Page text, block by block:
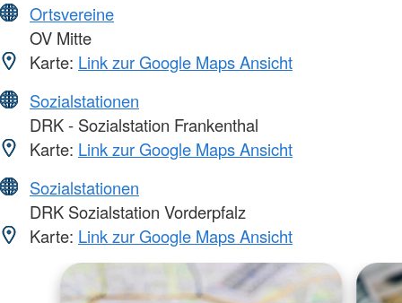
Ortsvereine
OV Mitte
Karte: Link zur Google Maps Ansicht
Sozialstationen
DRK - Sozialstation Frankenthal
Karte: Link zur Google Maps Ansicht
Sozialstationen
DRK Sozialstation Vorderpfalz
Karte: Link zur Google Maps Ansicht